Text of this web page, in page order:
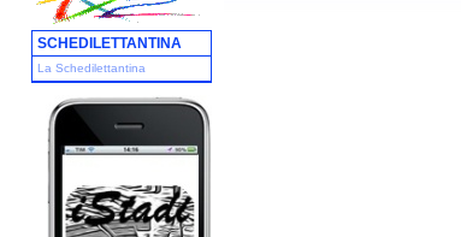
SCHEDILETTANTINA
La Schedilettantina